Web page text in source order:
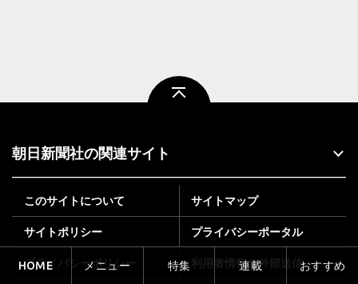
朝日新聞社の関連サイト
このサイトについて サイトマップ
サイトポリシー プライバシーポータル
プライバシーポリシー 利用者情報の外部送信
HOME メニュー 特集 連載 おすすめ